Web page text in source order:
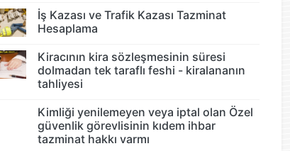
İş Kazası ve Trafik Kazası Tazminat
Hesaplama
Kiracının kira sözleşmesinin süresi
dolmadan tek taraflı feshi - kiralananın
tahliyesi
Kimliği yenilemeyen veya iptal olan Özel
güvenlik görevlisinin kıdem ihbar
tazminat hakkı varmı